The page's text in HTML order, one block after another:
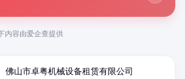
内容由爱企查提供
佛山市卓粤机械设备租赁有限公司